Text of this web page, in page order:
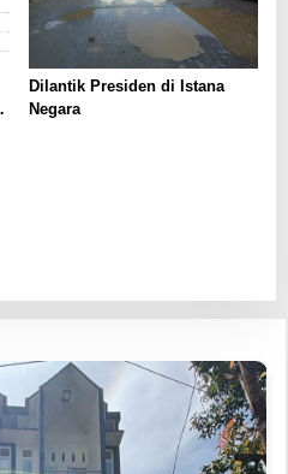
Dilantik Presiden di Istana
Negara